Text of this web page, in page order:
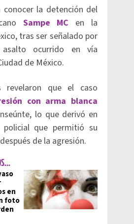
conocer la detención del
Sampe MC en la
tras ser señalado por
ocurrido en vía
de México.
revelaron que el caso
con arma blanca
lo que derivó en
policial que permitió su
de la agresión.
en
foto